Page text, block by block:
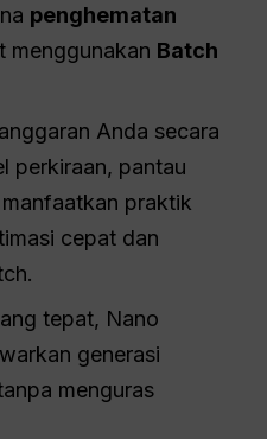
penghematan
menggunakan Batch
Anda secara
perkiraan, pantau
praktik
cepat dan
tepat, Nano
generasi
menguras